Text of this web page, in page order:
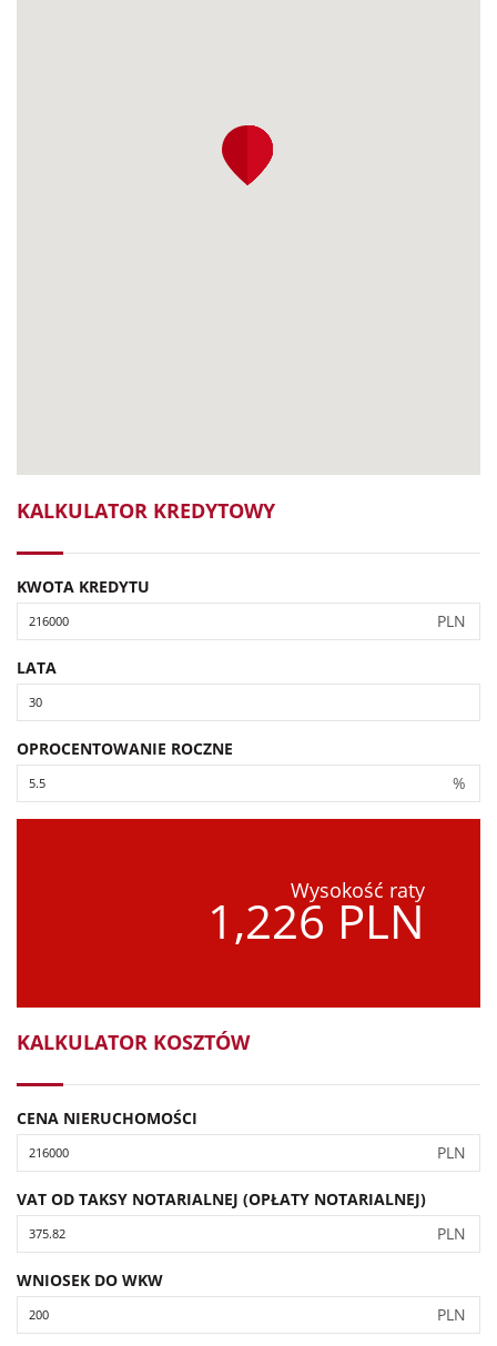
KALKULATOR KREDYTOWY
KWOTA KREDYTU
PLN
LATA
OPROCENTOWANIE ROCZNE
%
Wysokość raty
1,226 PLN
KALKULATOR KOSZTÓW
CENA NIERUCHOMOŚCI
PLN
VAT OD TAKSY NOTARIALNEJ (OPŁATY NOTARIALNEJ)
PLN
WNIOSEK DO WKW
PLN